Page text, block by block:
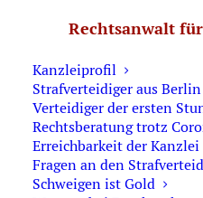
Rechtsanwalt
Was Sie wissen sollten
Kanzleiprofil
Strafverteidiger aus Berlin
Verteidiger der ersten
Rechtsberatung trotz
Erreichbarkeit der Kanzlei
Fragen an den
Schweigen ist Gold
Fachanwalt
in Berlin –